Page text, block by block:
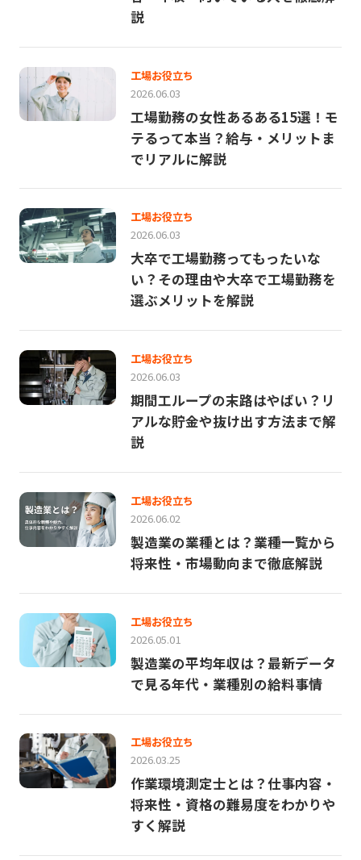
説
工場お役立ち
2026.06.03
工場勤務の女性あるある15選！モ
テるって本当？給与・メリットま
でリアルに解説
工場お役立ち
2026.06.03
大卒で工場勤務ってもったいな
い？その理由や大卒で工場勤務を
選ぶメリットを解説
工場お役立ち
2026.06.03
期間工ループの末路はやばい？リ
アルな貯金や抜け出す方法まで解
説
工場お役立ち
2026.06.02
製造業の業種とは？業種一覧から
将来性・市場動向まで徹底解説
工場お役立ち
2026.05.01
製造業の平均年収は？最新データ
で見る年代・業種別の給料事情
工場お役立ち
2026.03.25
作業環境測定士とは？仕事内容・
将来性・資格の難易度をわかりや
すく解説